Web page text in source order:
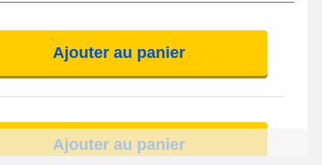
Ajouter au panier
Ajouter au panier